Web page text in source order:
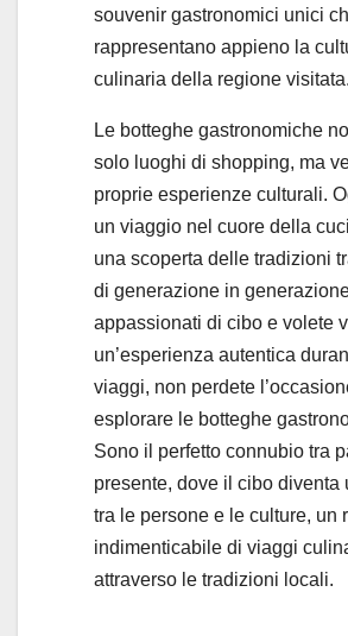
souvenir gastronomici unici
rappresentano appieno la
culinaria della regione visitata.
Le botteghe gastronomiche
solo luoghi di shopping, ma
proprie esperienze culturali.
un viaggio nel cuore della
una scoperta delle tradizioni
di generazione in
appassionati di cibo e volete
un’esperienza autentica
viaggi, non perdete
esplorare le botteghe
Sono il perfetto connubio tra
presente, dove il cibo diventa
tra le persone e le culture, un
indimenticabile di viaggi
attraverso le tradizioni locali.